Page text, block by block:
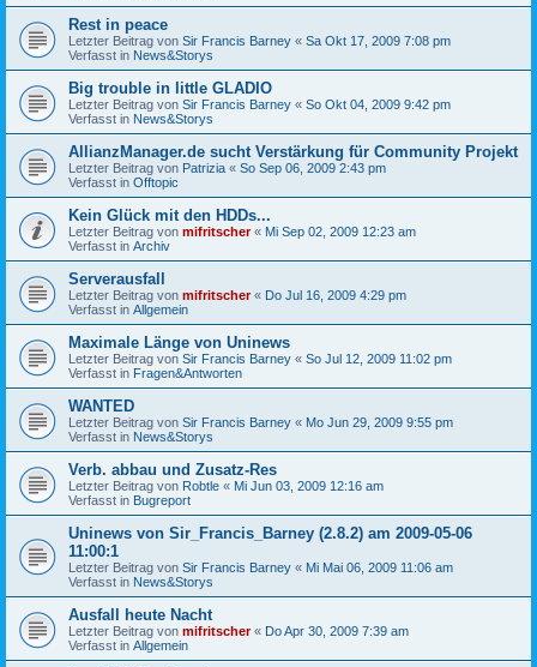
Rest in peace
Letzter Beitrag von Sir Francis Barney « Sa Okt 17, 2009 7:08 pm
Verfasst in News&Storys
Big trouble in little GLADIO
Letzter Beitrag von Sir Francis Barney « So Okt 04, 2009 9:42 pm
Verfasst in News&Storys
AllianzManager.de sucht Verstärkung für Community Projekt
Letzter Beitrag von Patrizia « So Sep 06, 2009 2:43 pm
Verfasst in Offtopic
Kein Glück mit den HDDs...
Letzter Beitrag von mifritscher« Mi Sep 02, 2009 12:23 am
Verfasst in Archiv
Serverausfall
Letzter Beitrag von mifritscher« Do Jul 16, 2009 4:29 pm
Verfasst in Allgemein
Maximale Länge von Uninews
Letzter Beitrag von Sir Francis Barney « So Jul 12, 2009 11:02 pm
Verfasst in Fragen&Antworten
WANTED
Letzter Beitrag von Sir Francis Barney « Mo Jun 29, 2009 9:55 pm
Verfasst in News&Storys
Verb. abbau und Zusatz-Res
Letzter Beitrag von Robtle « Mi Jun 03, 2009 12:16 am
Verfasst in Bugreport
Uninews von Sir_Francis_Barney (2.8.2) am 2009-05-06
11:00:1
Letzter Beitrag von Sir Francis Barney « Mi Mai 06, 2009 11:06 am
Verfasst in News&Storys
Ausfall heute Nacht
Letzter Beitrag von mifritscher« Do Apr 30, 2009 7:39 am
Verfasst in Allgemein